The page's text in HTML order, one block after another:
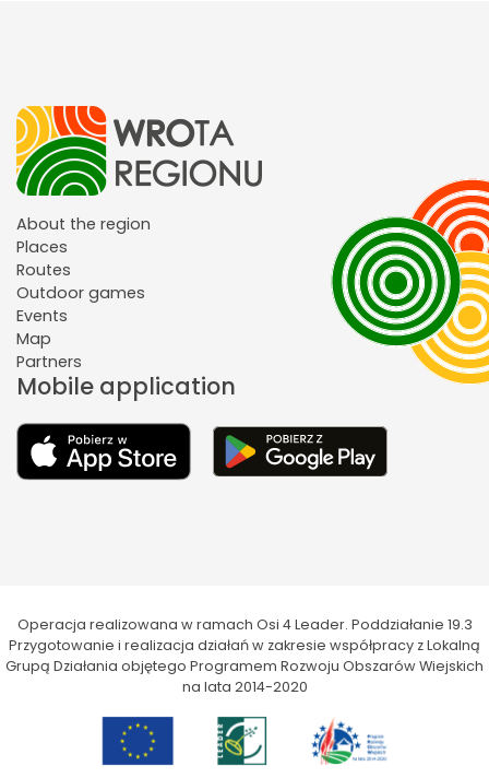
About the region
Places
Routes
Outdoor games
Events
Map
Partners
Mobile application
Operacja realizowana w ramach Osi 4 Leader. Poddziałanie 19.3
Przygotowanie i realizacja działań w zakresie współpracy z Lokalną
Grupą Działania objętego Programem Rozwoju Obszarów Wiejskich
na lata 2014-2020